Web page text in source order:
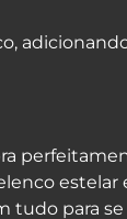
estelar
tudo para